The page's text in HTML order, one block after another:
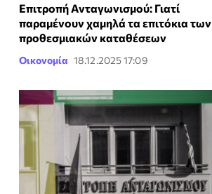
Επιτροπή Ανταγωνισμού: Γιατί
παραμένουν χαμηλά τα επιτόκια των
προθεσμιακών καταθέσεων
Οικονομία 18.12.2025 17:09